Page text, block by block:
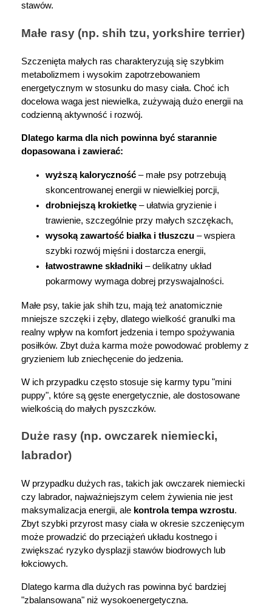
stawów.
Małe rasy (np. shih tzu, yorkshire terrier)
Szczenięta małych ras charakteryzują się szybkim
metabolizmem i wysokim zapotrzebowaniem
energetycznym w stosunku do masy ciała. Choć ich
docelowa waga jest niewielka, zużywają dużo energii na
codzienną aktywność i rozwój.
Dlatego karma dla nich powinna być starannie
dopasowana i zawierać:
wyższą kaloryczność – małe psy potrzebują
skoncentrowanej energii w niewielkiej porcji,
drobniejszą krokietkę – ułatwia gryzienie i
trawienie, szczególnie przy małych szczękach,
wysoką zawartość białka i tłuszczu – wspiera
szybki rozwój mięśni i dostarcza energii,
łatwostrawne składniki – delikatny układ
pokarmowy wymaga dobrej przyswajalności.
Małe psy, takie jak shih tzu, mają też anatomicznie
mniejsze szczęki i zęby, dlatego wielkość granulki ma
realny wpływ na komfort jedzenia i tempo spożywania
posiłków. Zbyt duża karma może powodować problemy z
gryzieniem lub zniechęcenie do jedzenia.
W ich przypadku często stosuje się karmy typu "mini
puppy", które są gęste energetycznie, ale dostosowane
wielkością do małych pyszczków.
Duże rasy (np. owczarek niemiecki,
labrador)
W przypadku dużych ras, takich jak owczarek niemiecki
czy labrador, najważniejszym celem żywienia nie jest
maksymalizacja energii, ale kontrola tempa wzrostu.
Zbyt szybki przyrost masy ciała w okresie szczenięcym
może prowadzić do przeciążeń układu kostnego i
zwiększać ryzyko dysplazji stawów biodrowych lub
łokciowych.
Dlatego karma dla dużych ras powinna być bardziej
"zbalansowana" niż wysokoenergetyczna.